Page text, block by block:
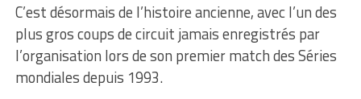
C’est désormais de l’histoire ancienne, avec l’un des
plus gros coups de circuit jamais enregistrés par
l’organisation lors de son premier match des Séries
mondiales depuis 1993.